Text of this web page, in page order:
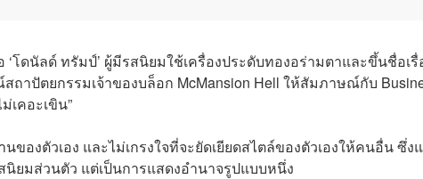
โดนัลด์ ทรัมป์’ ผู้มีรสนิยมใช้เครื่องประดับทองอร่ามตาและขึ้นชื่อเรื่
าปัตยกรรมเจ้าของบล็อก McMansion Hell ให้สัมภาษณ์กับ
เคอะเขิน”
ของตัวเอง และไม่เกรงใจที่จะยัดเยียดสไตล์ของตัวเองให้คนอื่น ซึ่ง
ยมส่วนตัว แต่เป็นการแสดงอำนาจรูปแบบหนึ่ง